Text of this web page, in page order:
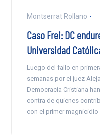
Montserrat Rollano
Caso Frei: DC
Universidad
Luego del fallo en
semanas por el juez
Democracia Cristiana
contra de quienes
con el primer magnicidio